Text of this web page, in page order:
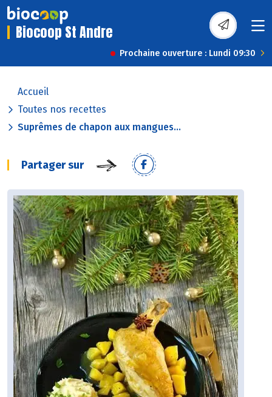
Biocoop St Andre
Prochaine ouverture : Lundi 09:30
Accueil
Toutes nos recettes
Suprêmes de chapon aux mangues...
Partager sur